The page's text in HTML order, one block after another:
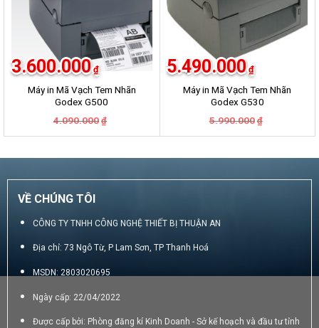
Máy in Mã Vạch Tem Nhãn
Godex G500
4.090.000 ₫
là:
3.600.000 ₫
tại
3.600.000₫.
Máy in Mã Vạch Tem Nhãn
Godex G530
5.990.000 ₫
là:
5.490.000 ₫
tại
5.490.000₫.
VỀ CHÚNG TÔI
CÔNG TY TNHH CÔNG NGHỆ THIẾT BỊ THUẬN AN
Địa chỉ: 73 Ngô Từ, P Lam Sơn, TP Thanh Hoá
MSDN: 2803020695
Ngày cấp: 22/04/2022
Được cấp bởi: Phòng đăng kí Kinh Doanh - Sở kế hoạch và đầu tư tỉnh